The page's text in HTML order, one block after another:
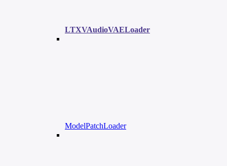
LTXVAudioVAELoader
ModelPatchLoader